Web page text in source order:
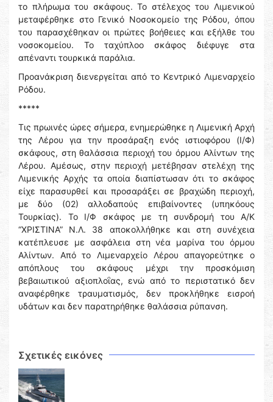
το πλήρωμα του σκάφους. Το στέλεχος του Λιμενικού
μεταφέρθηκε στο Γενικό Νοσοκομείο της Ρόδου, όπου
του παρασχέθηκαν οι πρώτες βοήθειες και εξήλθε του
νοσοκομείου. Το ταχύπλοο σκάφος διέφυγε στα
απέναντι τουρκικά παράλια.
Προανάκριση διενεργείται από το Κεντρικό Λιμεναρχείο
Ρόδου.
*****
Τις πρωινές ώρες σήμερα, ενημερώθηκε η Λιμενική Αρχή
της Λέρου για την προσάραξη ενός ιστιοφόρου (Ι/Φ)
σκάφους, στη θαλάσσια περιοχή του όρμου Αλίντων της
Λέρου. Αμέσως, στην περιοχή μετέβησαν στελέχη της
Λιμενικής Αρχής τα οποία διαπίστωσαν ότι το σκάφος
είχε παρασυρθεί και προσαράξει σε βραχώδη περιοχή,
με δύο (02) αλλοδαπούς επιβαίνοντες (υπηκόους
Τουρκίας). Το Ι/Φ σκάφος με τη συνδρομή του Α/Κ
“ΧΡΙΣΤΙΝΑ” Ν.Λ. 38 αποκολλήθηκε και στη συνέχεια
κατέπλευσε με ασφάλεια στη νέα μαρίνα του όρμου
Αλίντων. Από το Λιμεναρχείο Λέρου απαγορεύτηκε ο
απόπλους του σκάφους μέχρι την προσκόμιση
βεβαιωτικού αξιοπλοΐας, ενώ από το περιστατικό δεν
αναφέρθηκε τραυματισμός, δεν προκλήθηκε εισροή
υδάτων και δεν παρατηρήθηκε θαλάσσια ρύπανση.
Σχετικές εικόνες